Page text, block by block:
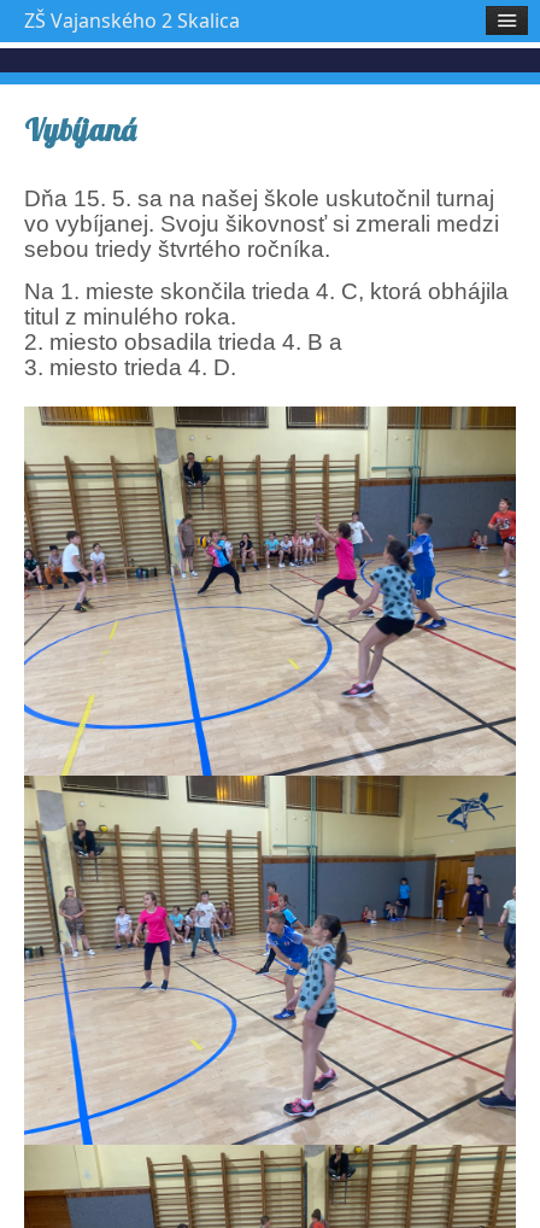
Vybíjaná
Dňa 15. 5. sa na našej škole uskutočnil turnaj
vo vybíjanej. Svoju šikovnosť si zmerali medzi
sebou triedy štvrtého ročníka.
Na 1. mieste skončila trieda 4. C, ktorá obhájila
titul z minulého roka.
2. miesto obsadila trieda 4. B a
3. miesto trieda 4. D.
ZŠ Vajanského 2 Skalica